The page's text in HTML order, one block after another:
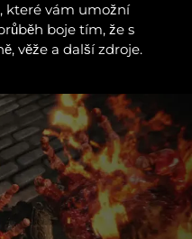
které vám umožní
boje tím, že s
věže a další zdroje.